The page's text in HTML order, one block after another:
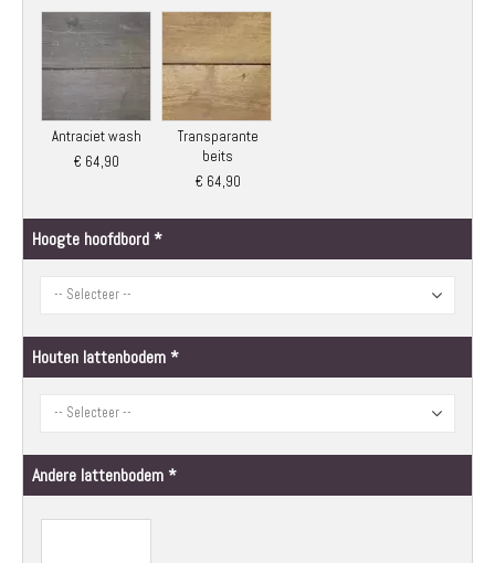
Antraciet wash
€ 64,90
Transparante
beits
€ 64,90
Hoogte hoofdbord
Houten lattenbodem
Andere lattenbodem